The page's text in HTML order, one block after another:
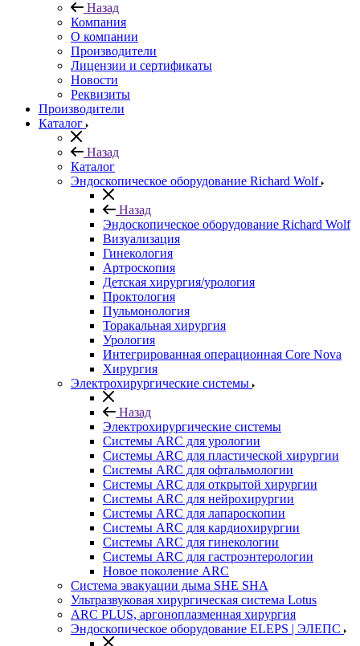
Назад
Компания
О компании
Производители
Лицензии и сертификаты
Новости
Реквизиты
Производители
Каталог
Назад
Каталог
Эндоскопическое оборудование Richard Wolf
Назад
Эндоскопическое оборудование Richard Wolf
Визуализация
Гинекология
Артроскопия
Детская хирургия/урология
Проктология
Пульмонология
Торакальная хирургия
Урология
Интегрированная операционная Core Nova
Хирургия
Электрохирургические системы
Назад
Электрохирургические системы
Системы ARC для урологии
Системы ARC для пластической хирургии
Системы ARC для офтальмологии
Системы ARC для открытой хирургии
Системы ARC для нейрохирургии
Системы ARC для лапароскопии
Системы ARC для кардиохирургии
Системы ARC для гинекологии
Системы ARC для гастроэнтерологии
Новое поколение ARC
Система эвакуации дыма SHE SHA
Ультразвуковая хирургическая система Lotus
ARC PLUS, аргоноплазменная хирургия
Эндоскопическое оборудование ELEPS | ЭЛЕПС